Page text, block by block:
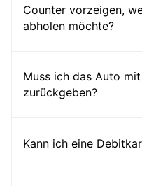
Counter vorzeigen,
abholen möchte?
Muss ich das Auto
zurückgeben?
Kann ich eine